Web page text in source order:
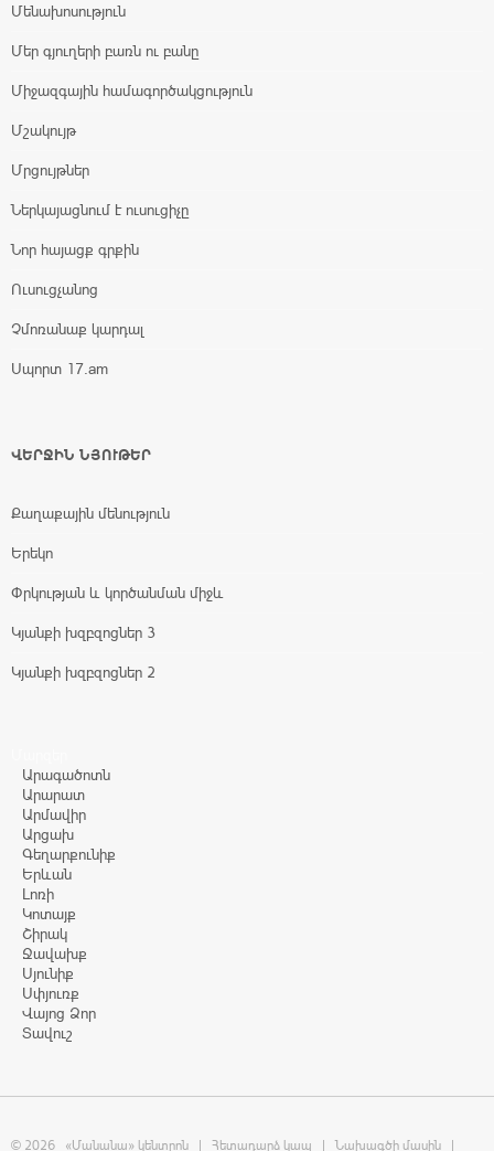
Մենախոսություն
Մեր գյուղերի բառն ու բանը
Միջազգային համագործակցություն
Մշակույթ
Մրցույթներ
Ներկայացնում է ուսուցիչը
Նոր հայացք գրքին
Ուսուցչանոց
Չմոռանաք կարդալ
Սպորտ 17.am
ՎԵՐՋԻՆ ՆՅՈՒԹԵՐ
Քաղաքային մենություն
Երեկո
Փրկության և կործանման միջև
Կյանքի խզբզոցներ 3
Կյանքի խզբզոցներ 2
Արագածոտն
Արարատ
Արմավիր
Արցախ
Գեղարքունիք
Երևան
Լոռի
Կոտայք
Շիրակ
Ջավախք
Սյունիք
Սփյուռք
Վայոց Ձոր
Տավուշ
© 2026 «Մանանա» կենտրոն | Հետադարձ կապ |Նախագծի մասին |